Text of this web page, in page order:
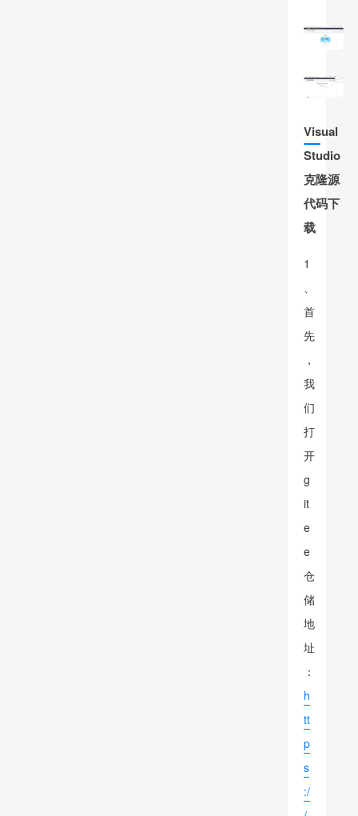
Visual
Studio
克隆源
代码下
载
1
、
首
先
，
我
们
打
开
g
it
e
e
仓
储
地
址
：
h
tt
p
s
:/